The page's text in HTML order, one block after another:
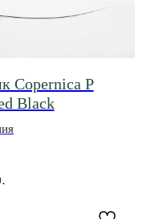
Copernica P
Black